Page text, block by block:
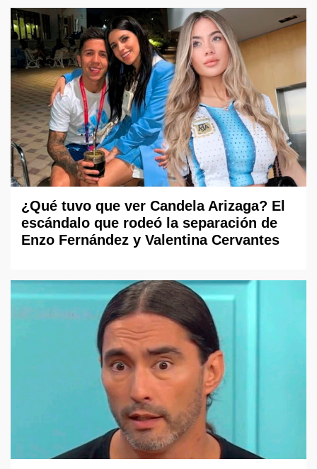
¿Qué tuvo que ver Candela Arizaga? El
escándalo que rodeó la separación de
Enzo Fernández y Valentina Cervantes